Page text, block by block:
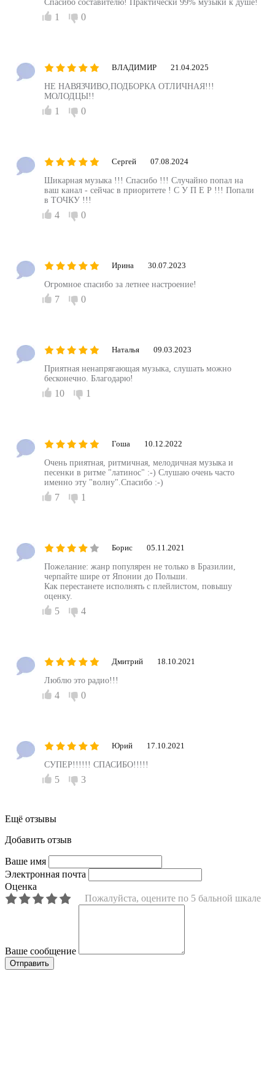
Спасибо составителю! Практически 99% музыки к душе!
1 0
ВЛАДИМИР 21.04.2025
НЕ НАВЯЗЧИВО,ПОДБОРКА ОТЛИЧНАЯ!!!
МОЛОДЦЫ!!
1 0
Сергей 07.08.2024
Шикарная музыка !!! Спасибо !!! Случайно попал на
ваш канал - сейчас в приоритете ! С У П Е Р !!! Попали
в ТОЧКУ !!!
4 0
Ирина 30.07.2023
Огромное спасибо за летнее настроение!
7 0
Наталья 09.03.2023
Приятная ненапрягающая музыка, слушать можно
бесконечно. Благодарю!
10 1
Гоша 10.12.2022
Очень приятная, ритмичная, мелодичная музыка и
песенки в ритме "латинос" :-) Слушаю очень часто
именно эту "волну".Спасибо :-)
7 1
Борис 05.11.2021
Пожелание: жанр популярен не только в Бразилии,
черпайте шире от Японии до Польши.
Как перестанете исполнять с плейлистом, повышу
оценку.
5 4
Дмитрий 18.10.2021
Люблю это радио!!!
4 0
Юрий 17.10.2021
СУПЕР!!!!!! СПАСИБО!!!!!
5 3
Ещё отзывы
Добавить отзыв
Ваше имя
Электронная почта
Оценка
Пожалуйста, оцените по 5 бальной шкале
Ваше сообщение